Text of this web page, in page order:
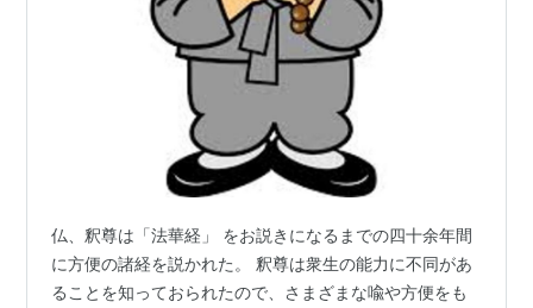
仏、釈尊は「法華経」 をお説きになるまでの四十余年間
に方便の諸経を説かれた。 釈尊は衆生の能力に不同があ
ることを知っておられたので、さまざまな喩や方便をも